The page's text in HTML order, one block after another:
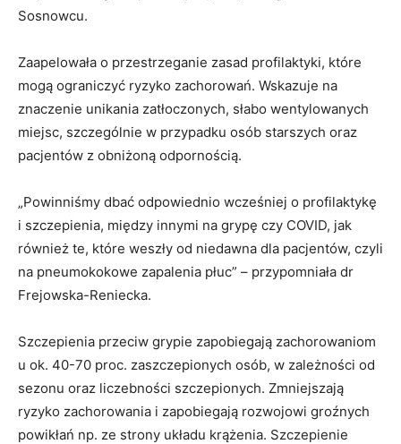
Sosnowcu.
Zaapelowała o przestrzeganie zasad profilaktyki, które
mogą ograniczyć ryzyko zachorowań. Wskazuje na
znaczenie unikania zatłoczonych, słabo wentylowanych
miejsc, szczególnie w przypadku osób starszych oraz
pacjentów z obniżoną odpornością.
„Powinniśmy dbać odpowiednio wcześniej o profilaktykę
i szczepienia, między innymi na grypę czy COVID, jak
również te, które weszły od niedawna dla pacjentów, czyli
na pneumokokowe zapalenia płuc” – przypomniała dr
Frejowska-Reniecka.
Szczepienia przeciw grypie zapobiegają zachorowaniom
u ok. 40-70 proc. zaszczepionych osób, w zależności od
sezonu oraz liczebności szczepionych. Zmniejszają
ryzyko zachorowania i zapobiegają rozwojowi groźnych
powikłań np. ze strony układu krążenia. Szczepienie